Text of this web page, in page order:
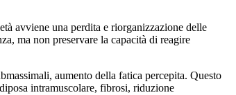
avviene una perdita e riorganizzazione delle
ma non preservare la capacità di reagire
aumento della fatica percepita. Questo
intramuscolare, fibrosi, riduzione